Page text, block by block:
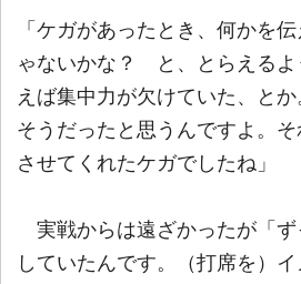
「ケガがあったとき、何かを
ゃないかな？ と、とらえるよ
えば集中力が欠けていた、と
そうだったと思うんですよ。
させてくれたケガでしたね」
実戦からは遠ざかったが「ず
していたんです。（打席を）